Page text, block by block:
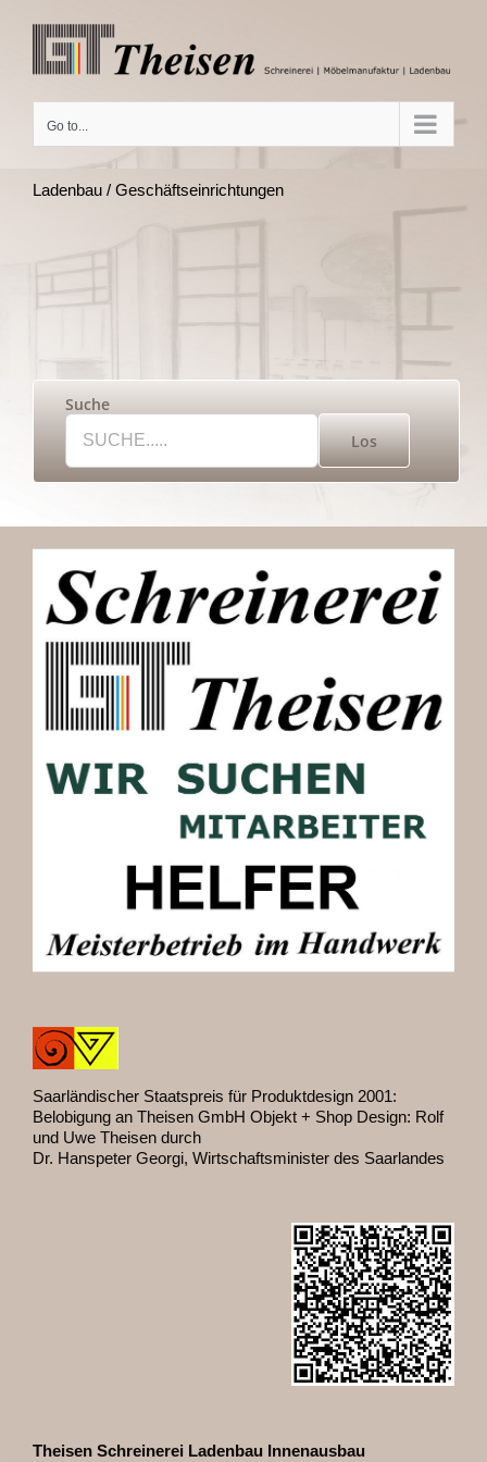
Go to...
Ladenbau / Geschäftseinrichtungen
Suche
Los
Saarländischer Staatspreis für Produktdesign 2001:
Belobigung an Theisen GmbH Objekt + Shop Design: Rolf
und Uwe Theisen durch
Dr. Hanspeter Georgi, Wirtschaftsminister des Saarlandes
Theisen Schreinerei Ladenbau Innenausbau